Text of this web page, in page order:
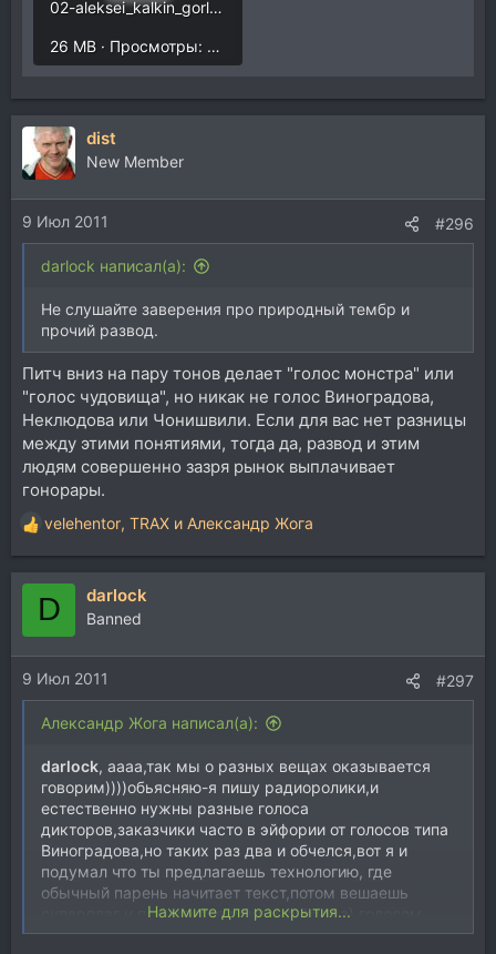
02-aleksei_kalkin_gorlovoe_penie_v_sobstvennom_so.mp3
26 MB · Просмотры: 156
dist
New Member
9 Июл 2011 #296
darlock написал(а):
Не слушайте заверения про природный тембр и
прочий развод.
Питч вниз на пару тонов делает "голос монстра" или
"голос чудовища", но никак не голос Виноградова,
Неклюдова или Чонишвили. Если для вас нет разницы
между этими понятиями, тогда да, развод и этим
людям совершенно зазря рынок выплачивает
гонорары.
Р
е
а
и
и
:
velehentor, TRAX и Александр Жога
D darlock
Banned
9 Июл 2011 #297
Александр Жога написал(а):
darlock, аааа,так мы о разных вещах оказывается
говорим))))обьясняю-я пишу радиоролики,и
естественно нужны разные голоса
дикторов,заказчики часто в эйфории от голосов типа
Виноградова,но таких раз два и обчелся,вот я и
подумал что ты предлагаешь технологию, где
обычный парень начитает текст,потом вешаешь
суперплаг и получается реклама форда) голосом
близким к супернизу!!!вот это было б супер,а то что
Нажмите для раскрытия...